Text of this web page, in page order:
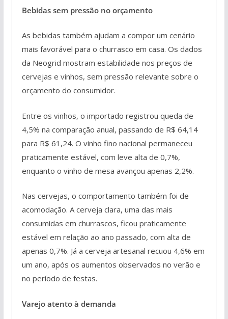
Bebidas sem pressão no orçamento
As bebidas também ajudam a compor um cenário
mais favorável para o churrasco em casa. Os dados
da Neogrid mostram estabilidade nos preços de
cervejas e vinhos, sem pressão relevante sobre o
orçamento do consumidor.
Entre os vinhos, o importado registrou queda de
4,5% na comparação anual, passando de R$ 64,14
para R$ 61,24. O vinho fino nacional permaneceu
praticamente estável, com leve alta de 0,7%,
enquanto o vinho de mesa avançou apenas 2,2%.
Nas cervejas, o comportamento também foi de
acomodação. A cerveja clara, uma das mais
consumidas em churrascos, ficou praticamente
estável em relação ao ano passado, com alta de
apenas 0,7%. Já a cerveja artesanal recuou 4,6% em
um ano, após os aumentos observados no verão e
no período de festas.
Varejo atento à demanda